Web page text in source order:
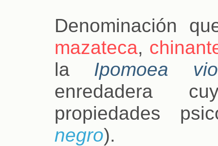
Denominación
mazateca,
la Ipomoea
enredadera
propiedades
negro).